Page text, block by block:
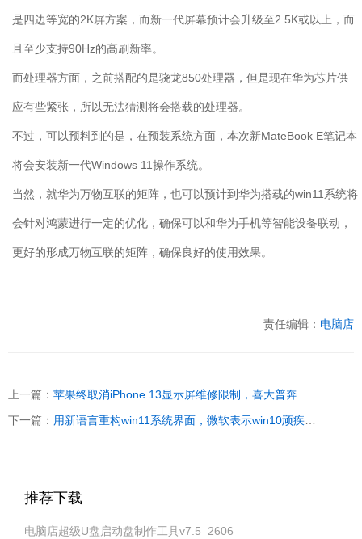
是四边等宽的2K屏方案，而新一代屏幕预计会升级至2.5K或以上，而
且至少支持90Hz的高刷新率。
而处理器方面，之前搭配的是骁龙850处理器，但是现在华为芯片供
应有些紧张，所以无法猜测将会搭载的处理器。
不过，可以预料到的是，在预装系统方面，本次新MateBook E笔记本
将会安装新一代Windows 11操作系统。
当然，就华为万物互联的矩阵，也可以预计到华为搭载的win11系统将
会针对鸿蒙进行一定的优化，确保可以和华为手机等智能设备联动，
更好的形成万物互联的矩阵，确保良好的使用效果。
责任编辑： 电脑店
上一篇： 苹果终取消iPhone 13显示屏维修限制，喜大普奔
下一篇： 用新语言重构win11系统界面，微软表示win10顽疾已被解决！
推荐下载
电脑店超级U盘启动盘制作工具v7.5_2606